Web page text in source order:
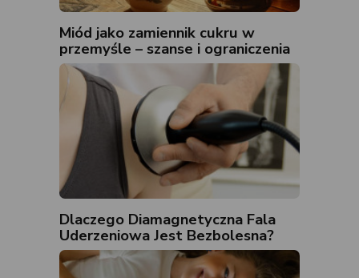
Miód jako zamiennik cukru w
przemyśle – szanse i ograniczenia
Dlaczego Diamagnetyczna Fala
Uderzeniowa Jest Bezbolesna?